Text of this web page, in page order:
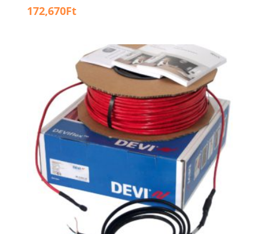
172,670Ft